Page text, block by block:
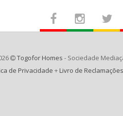
Togofor Homes - Sociedade
de Privacidade + Livro de Reclamações